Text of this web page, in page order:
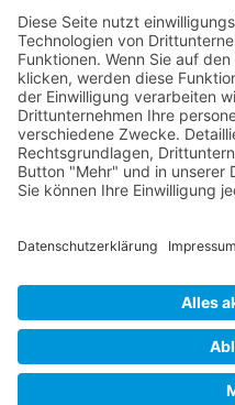
Diese E-Mail-Adresse ist vor
muss JavaScript eingeschaltet
Wir sind Mitglied
Impressum
Login